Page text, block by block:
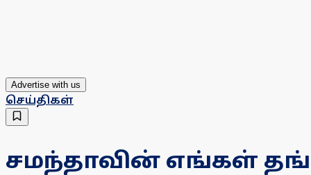
Advertise with us
செய்திகள்
சமந்தாவின் எங்கள்